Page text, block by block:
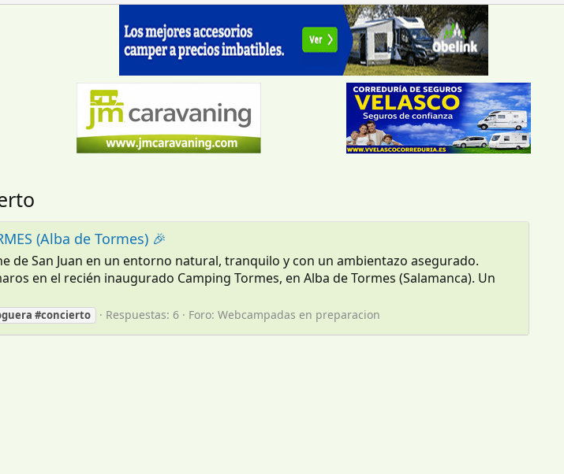
(Alba de Tormes) 🎉
de San Juan en un entorno natural, tranquilo y con un ambientazo asegurado.
en el recién inaugurado Camping Tormes, en Alba de Tormes (Salamanca). Un
#concierto Respuestas: 6 Foro: Webcampadas en preparacion